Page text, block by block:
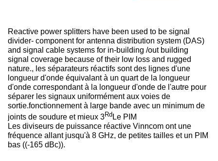
Reactive power splitters have been used to be signal
divider- component for antenna distribution system (DAS)
and signal cable systems for in-building /out building
signal coverage because of their low loss and rugged
nature., les séparateurs réactifs sont des lignes d'une
longueur d'onde équivalant à un quart de la longueur
d'onde correspondant à la longueur d'onde de l'autre pour
séparer les signaux uniformément aux voies de
sortie.fonctionnement à large bande avec un minimum de
joints de soudure et mieux 3Rd Le PIM
Les diviseurs de puissance réactive Vinncom ont une
fréquence allant jusqu'à 8 GHz, de petites tailles et un PIM
bas ((-165 dBc)).